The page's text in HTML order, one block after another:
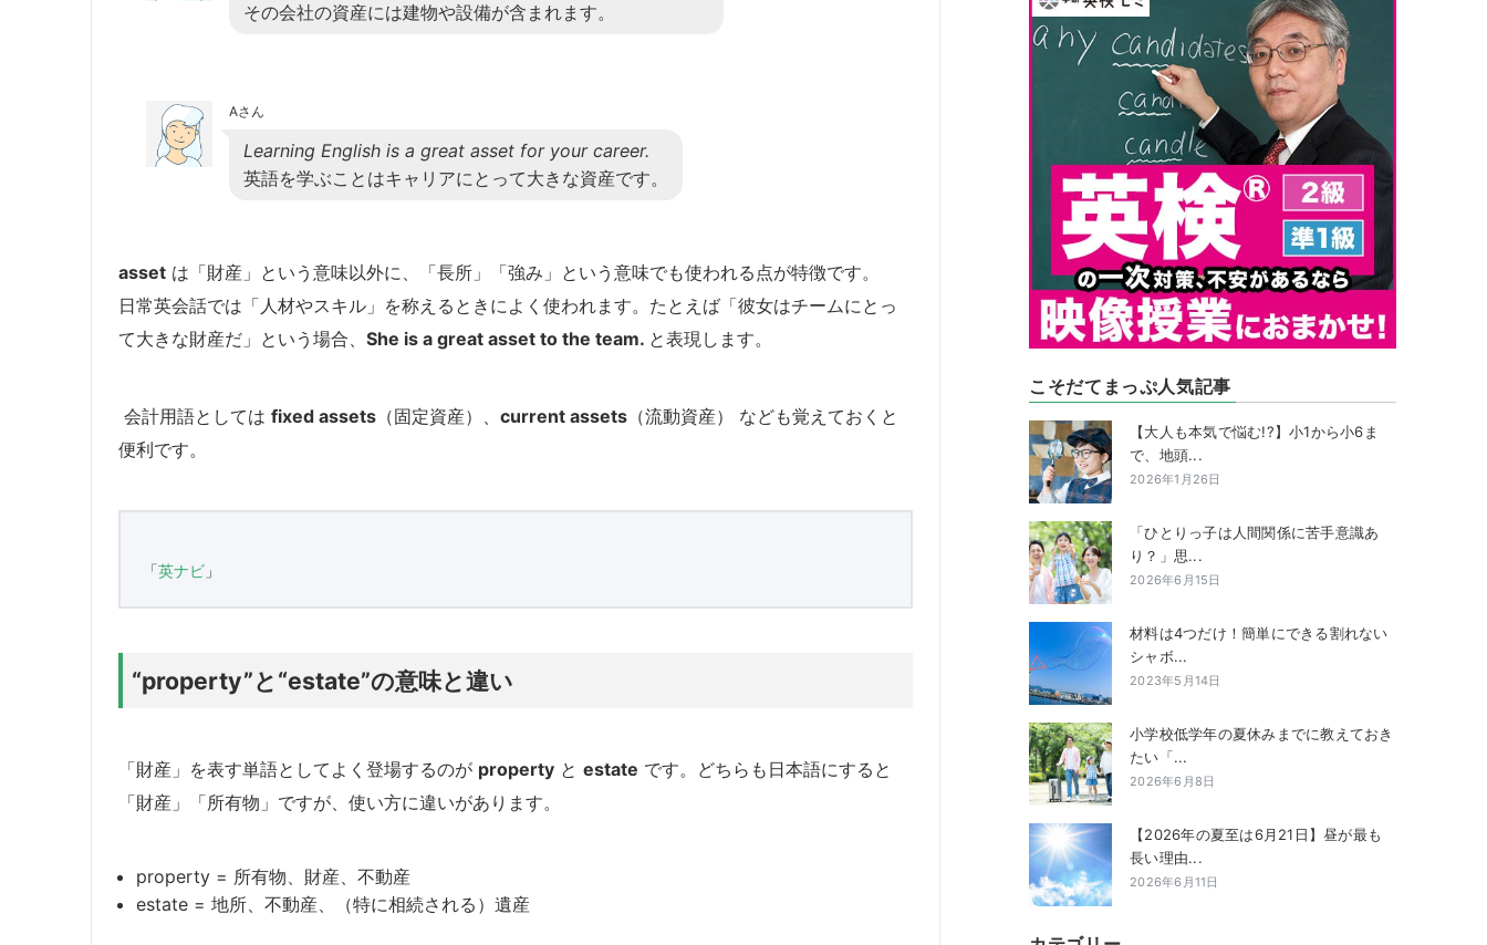
その会社の資産には建物や設備が含まれます。
Aさん
Learning English is a great asset for your career.
英語を学ぶことはキャリアにとって大きな資産です。
asset は「財産」という意味以外に、「長所」「強み」という意味でも使われる点が特徴です。
日常英会話では「人材やスキル」を称えるときによく使われます。たとえば「彼女はチームにとっ
て大きな財産だ」という場合、 She is a great asset to the team. と表現します。
会計用語としては fixed assets （固定資産）、 current assets （流動資産） なども覚えておくと
便利です。
「英ナビ 」
“property”と“estate”の意味と違い
「財産」を表す単語としてよく登場するのが property と estate です。どちらも日本語にすると
「財産」「所有物」ですが、使い方に違いがあります。
property = 所有物、財産、不動産
estate = 地所、不動産、（特に相続される）遺産
こそだてまっぷ人気記事
【大人も本気で悩む!?】小1から小6ま
で、地頭...
2026年1月26日
「ひとりっ子は人間関係に苦手意識あ
り？」思...
2026年6月15日
材料は4つだけ！簡単にできる割れない
シャボ...
2023年5月14日
小学校低学年の夏休みまでに教えておき
たい「...
2026年6月8日
【2026年の夏至は6月21日】昼が最も
長い理由...
2026年6月11日